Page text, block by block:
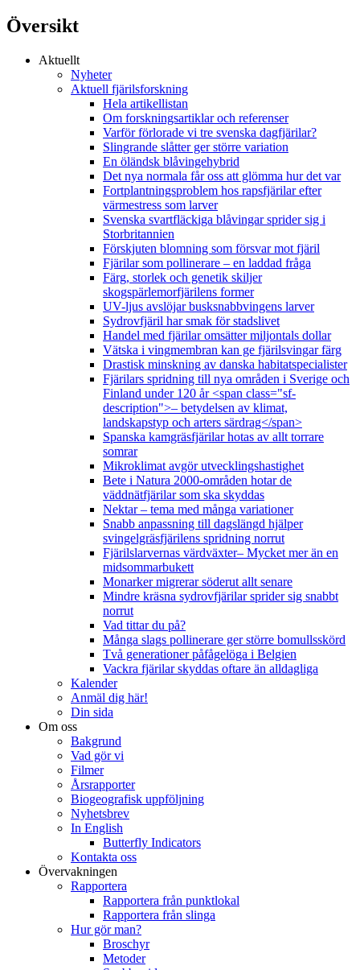
Översikt
Aktuellt
Nyheter
Aktuell fjärilsforskning
Hela artikellistan
Om forskningsartiklar och referenser
Varför förlorade vi tre svenska dagfjärilar?
Slingrande slåtter ger större variation
En öländsk blåvingehybrid
Det nya normala får oss att glömma hur det var
Fortplantningsproblem hos rapsfjärilar efter
värmestress som larver
Svenska svartfläckiga blåvingar sprider sig i
Storbritannien
Förskjuten blomning som försvar mot fjäril
Fjärilar som pollinerare – en laddad fråga
Färg, storlek och genetik skiljer
skogspärlemorfjärilens former
UV-ljus avslöjar busksnabbvingens larver
Sydrovfjäril har smak för stadslivet
Handel med fjärilar omsätter miljontals dollar
Vätska i vingmembran kan ge fjärilsvingar färg
Drastisk minskning av danska habitatspecialister
Fjärilars spridning till nya områden i Sverige och
Finland under 120 år <span class="sf-
description">– betydelsen av klimat,
landskapstyp och arters särdrag</span>
Spanska kamgräsfjärilar hotas av allt torrare
somrar
Mikroklimat avgör utvecklingshastighet
Bete i Natura 2000-områden hotar de
väddnätfjärilar som ska skyddas
Nektar – tema med många variationer
Snabb anpassning till dagslängd hjälper
svingelgräsfjärilens spridning norrut
Fjärilslarvernas värdväxter– Mycket mer än en
midsommarbukett
Monarker migrerar söderut allt senare
Mindre kräsna sydrovfjärilar sprider sig snabbt
norrut
Vad tittar du på?
Många slags pollinerare ger större bomullsskörd
Två generationer påfågelöga i Belgien
Vackra fjärilar skyddas oftare än alldagliga
Kalender
Anmäl dig här!
Din sida
Om oss
Bakgrund
Vad gör vi
Filmer
Årsrapporter
Biogeografisk uppföljning
Nyhetsbrev
In English
Butterfly Indicators
Kontakta oss
Övervakningen
Rapportera
Rapportera från punktlokal
Rapportera från slinga
Hur gör man?
Broschyr
Metoder